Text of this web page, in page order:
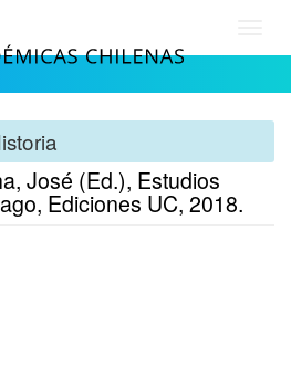
José (Ed.), Estudios
Ediciones UC, 2018.